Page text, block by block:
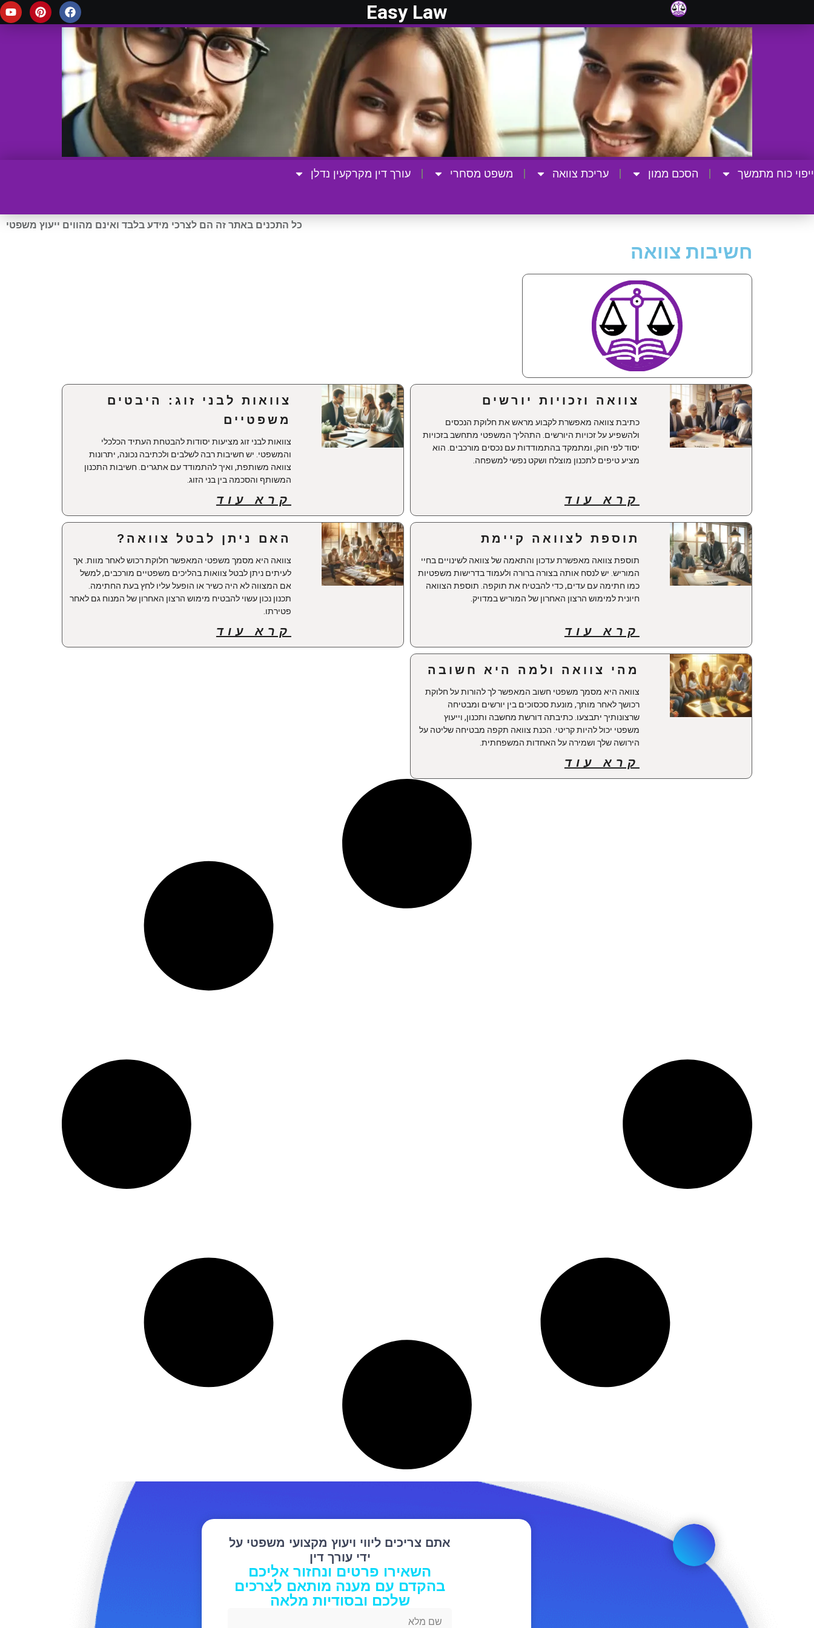
Easy Law
ייפוי כוח מתמשך הסכם ממון עריכת צוואה משפט מסחרי עורך דין מקרקעין נדלן
כל התכנים באתר זה הם לצרכי מידע בלבד ואינם מהווים ייעוץ משפטי
חשיבות צוואה
צוואה וזכויות יורשים
כתיבת צוואה מאפשרת לקבוע מראש את חלוקת הנכסים
ולהשפיע על זכויות היורשים. התהליך המשפטי מתחשב בזכויות
יסוד לפי חוק, ומתמקד בהתמודדות עם נכסים מורכבים. הוא
מציע טיפים לתכנון מוצלח ושקט נפשי למשפחה.
קרא עוד
צוואות לבני זוג: היבטים
משפטיים
צוואות לבני זוג מציעות יסודות להבטחת העתיד הכלכלי
והמשפטי. יש חשיבות רבה לשלבים ולכתיבה נכונה, יתרונות
צוואה משותפת, ואיך להתמודד עם אתגרים. חשיבות התכנון
המשותף והסכמה בין בני הזוג.
קרא עוד
תוספת לצוואה קיימת
תוספת צוואה מאפשרת עדכון והתאמה של צוואה לשינויים בחיי
המוריש. יש לנסח אותה בצורה ברורה ולעמוד בדרישות משפטיות
כמו חתימה עם עדים, כדי להבטיח את תוקפה. תוספת הצוואה
חיונית למימוש הרצון האחרון של המוריש במדויק.
קרא עוד
האם ניתן לבטל צוואה?
צוואה היא מסמך משפטי המאפשר חלוקת רכוש לאחר מוות. אך
לעיתים ניתן לבטל צוואות בהליכים משפטיים מורכבים, למשל
אם המצווה לא היה כשיר או הופעל עליו לחץ בעת החתימה.
תכנון נכון עשוי להבטיח מימוש הרצון האחרון של המנוח גם לאחר
פטירתו.
קרא עוד
מהי צוואה ולמה היא חשובה
צוואה היא מסמך משפטי חשוב המאפשר לך להורות על חלוקת
רכושך לאחר מותך, מונעת סכסוכים בין יורשים ומבטיחה
שרצונותיך יתבצעו. כתיבתה דורשת מחשבה ותכנון, וייעוץ
משפטי יכול להיות קריטי. הכנת צוואה תקפה מבטיחה שליטה על
הירושה שלך ושמירה על האחדות המשפחתית.
קרא עוד
אתם צריכים ליווי ויעוץ מקצועי משפטי על
ידי עורך דין
השאירו פרטים ונחזור אליכם
בהקדם עם מענה מותאם לצרכים
שלכם ובסודיות מלאה